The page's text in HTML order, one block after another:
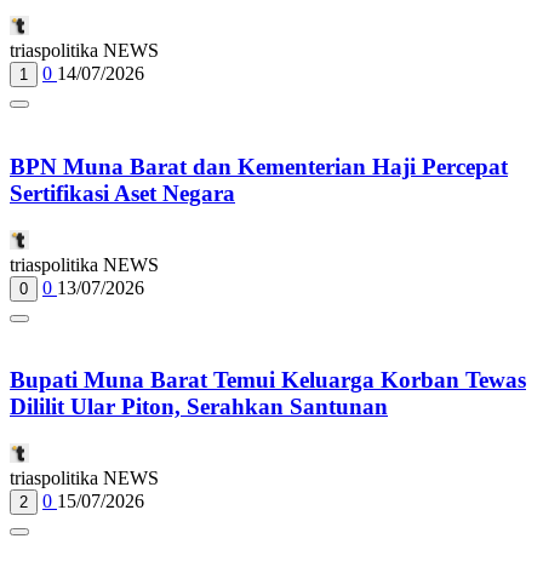
triaspolitika NEWS
1 0 14/07/2026
BPN Muna Barat dan Kementerian Haji Percepat
Sertifikasi Aset Negara
triaspolitika NEWS
0 0 13/07/2026
Bupati Muna Barat Temui Keluarga Korban Tewas
Dililit Ular Piton, Serahkan Santunan
triaspolitika NEWS
2 0 15/07/2026